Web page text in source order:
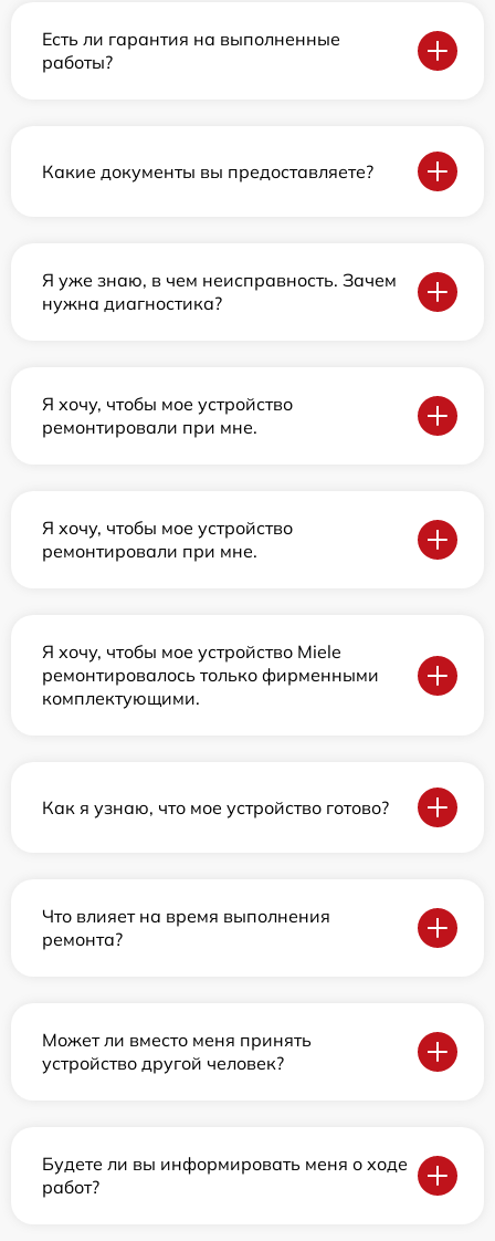
Есть ли гарантия на выполненные
работы?
Какие документы вы предоставляете?
Я уже знаю, в чем неисправность. Зачем
нужна диагностика?
Я хочу, чтобы мое устройство
ремонтировали при мне.
Я хочу, чтобы мое устройство
ремонтировали при мне.
Я хочу, чтобы мое устройство Miele
ремонтировалось только фирменными
комплектующими.
Как я узнаю, что мое устройство готово?
Что влияет на время выполнения
ремонта?
Может ли вместо меня принять
устройство другой человек?
Будете ли вы информировать меня о ходе
работ?